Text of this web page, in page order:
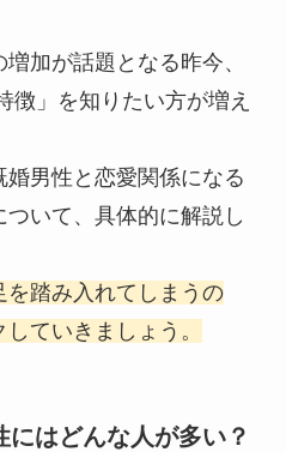
加が話題となる昨今、
徴」を知りたい方が増え
男性と恋愛関係になる
いて、具体的に解説し
踏み入れてしまうの
ていきましょう。
にはどんな人が多い？